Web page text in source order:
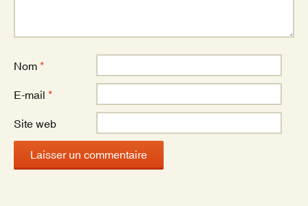
Nom *
E-mail *
Site web